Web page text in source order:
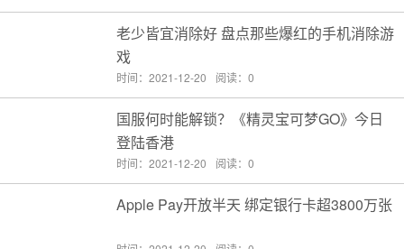
老少皆宜消除好 盘点那些爆红的手机消除游
戏
时间：2021-12-20 阅读：0
国服何时能解锁？《精灵宝可梦GO》今日
登陆香港
时间：2021-12-20 阅读：0
Apple Pay开放半天 绑定银行卡超3800万张